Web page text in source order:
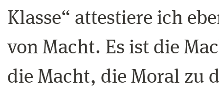
Klasse“ attestiere ich
von Macht. Es ist die
die Macht, die Moral zu